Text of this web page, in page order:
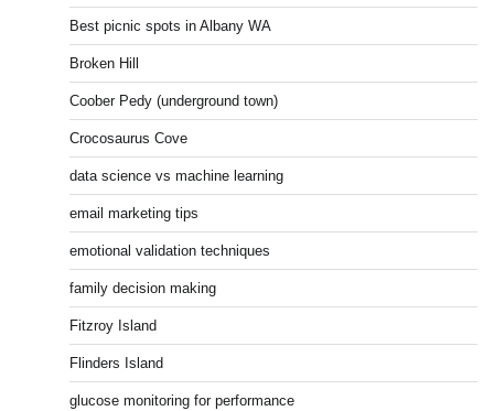
Best picnic spots in Albany WA
Broken Hill
Coober Pedy (underground town)
Crocosaurus Cove
data science vs machine learning
email marketing tips
emotional validation techniques
family decision making
Fitzroy Island
Flinders Island
glucose monitoring for performance